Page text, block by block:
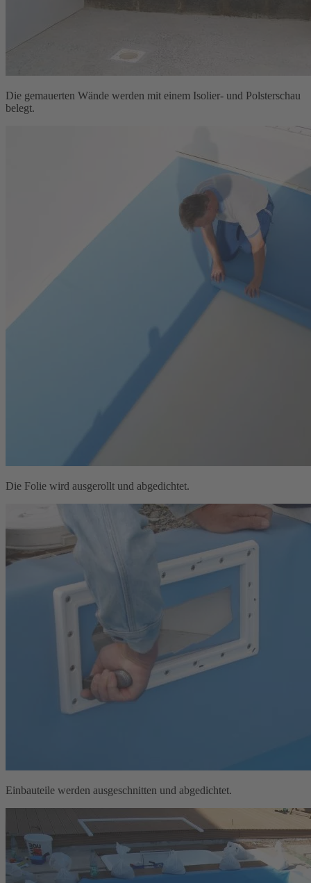
Die gemauerten Wände werden mit einem Isolier- und Polsterschau
belegt.
Die Folie wird ausgerollt und abgedichtet.
Einbauteile werden ausgeschnitten und abgedichtet.